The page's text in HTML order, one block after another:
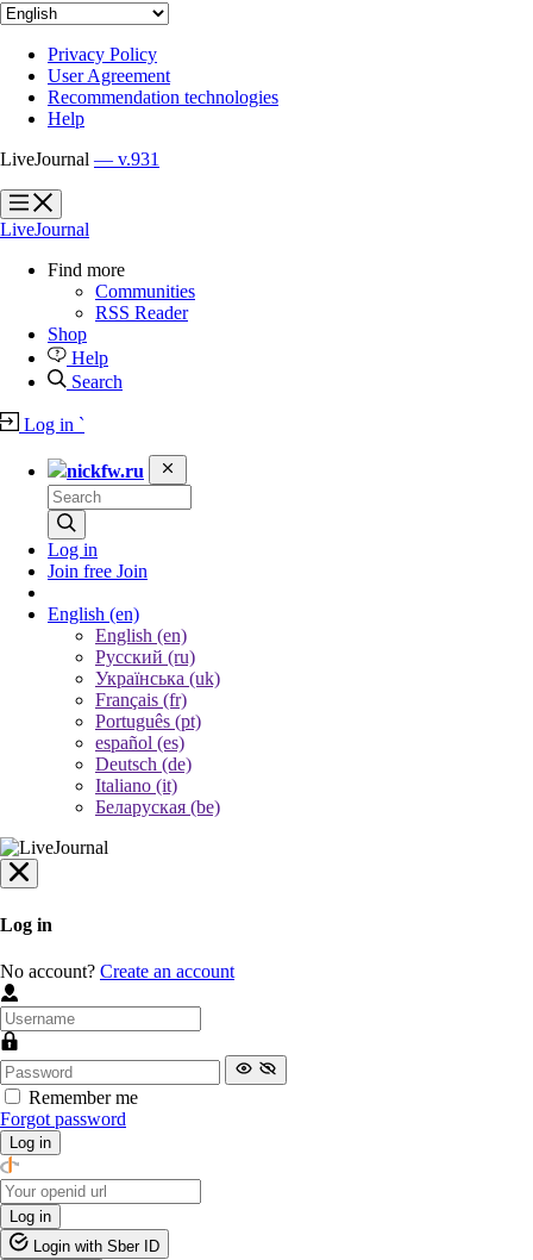
Privacy Policy
User Agreement
Recommendation technologies
Help
LiveJournal — v.931
?
?
LiveJournal
Find more
Communities
RSS Reader
Shop
Help
Search
Log in `
nickfw.ru
Log in
Join free Join
English (en)
English (en)
Русский (ru)
Українська (uk)
Français (fr)
Português (pt)
español (es)
Deutsch (de)
Italiano (it)
Беларуская (be)
Log in
No account? Create an account
Remember me
Forgot password
Log in
Log in
Login with Sber ID